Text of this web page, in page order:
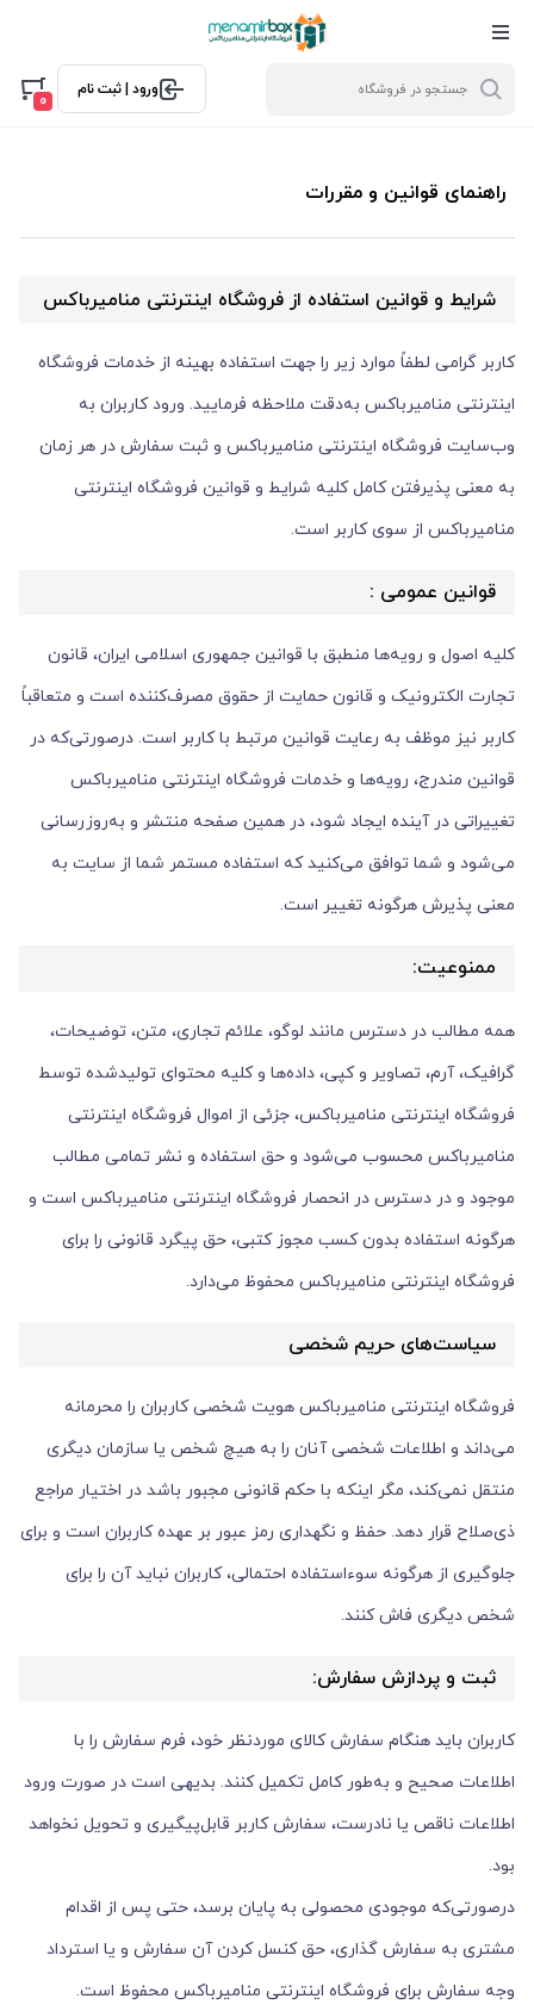
ورود | ثبت نام
0
راهنمای قوانین و مقررات
شرایط و قوانین استفاده از فروشگاه اینترنتی منامیرباکس
کاربر گرامی لطفاً موارد زیر را جهت استفاده بهینه از خدمات فروشگاه
اینترنتی منامیرباکس به‌دقت ملاحظه فرمایید. ورود کاربران به
وب‌سایت فروشگاه اینترنتی منامیرباکس و ثبت سفارش در هر زمان
به معنی پذیرفتن کامل کلیه شرایط و قوانین فروشگاه اینترنتی
منامیرباکس از سوی کاربر است.
قوانین عمومی :
کلیه اصول و رویه‏‌ها منطبق با قوانین جمهوری اسلامی ایران، قانون
تجارت الکترونیک و قانون حمایت از حقوق مصرف‌کننده است و متعاقباً
کاربر نیز موظف به رعایت قوانین مرتبط با کاربر است. درصورتی‌که در
قوانین مندرج، رویه‏‌ها و خدمات فروشگاه اینترنتی منامیرباکس
تغییراتی در آینده ایجاد شود، در همین صفحه منتشر و به‌روزرسانی
می‌شود و شما توافق می‏‌کنید که استفاده مستمر شما از سایت به
معنی پذیرش هرگونه تغییر است.
ممنوعیت:
همه مطالب در دسترس مانند لوگو، علائم تجاری، متن، توضیحات،
گرافیک، آرم، تصاویر و کپی، داده‌ها و کلیه محتوای تولیدشده توسط
فروشگاه اینترنتی منامیرباکس، جزئی از اموال فروشگاه اینترنتی
منامیرباکس محسوب می‏‌شود و حق استفاده و نشر تمامی مطالب
موجود و در دسترس در انحصار فروشگاه اینترنتی منامیرباکس است و
هرگونه استفاده بدون کسب مجوز کتبی، حق پیگرد قانونی را برای
فروشگاه اینترنتی منامیرباکس محفوظ می‏‌دارد.
سیاست‌های حریم شخصی
فروشگاه اینترنتی منامیرباکس هویت شخصی کاربران را محرمانه
می‌داند و اطلاعات شخصی آنان را به هیچ شخص یا سازمان دیگری
منتقل نمی‌کند، مگر اینکه با حکم قانونی مجبور باشد در اختیار مراجع
ذی‌صلاح قرار دهد. حفظ و نگهداری رمز عبور بر عهده کاربران است و برای
جلوگیری از هرگونه سوءاستفاده احتمالی، کاربران نباید آن را برای
شخص دیگری فاش کنند.
ثبت و پردازش سفارش:
کاربران باید هنگام سفارش کالای موردنظر خود، فرم سفارش را با
اطلاعات صحیح و به‌طور کامل تکمیل کنند. بدیهی است در صورت ورود
اطلاعات ناقص یا نادرست، سفارش کاربر قابل‌پیگیری و تحویل نخواهد
بود.
درصورتی‌که موجودی محصولی به پایان برسد، حتی پس از اقدام
مشتری به سفارش گذاری، حق کنسل کردن آن سفارش و یا استرداد
وجه سفارش برای فروشگاه اینترنتی منامیرباکس محفوظ است.